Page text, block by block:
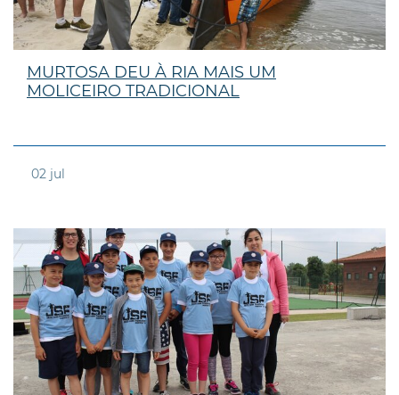
MURTOSA DEU À RIA MAIS UM
MOLICEIRO TRADICIONAL
02 jul